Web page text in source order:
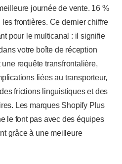
journée de vente. 16 %
frontières. Ce dernier chiffre
pour le multicanal : il signifie
votre boîte de réception
requête transfrontalière,
liées au transporteur,
frictions linguistiques et des
Les marques Shopify Plus
le font pas avec des équipes
grâce à une meilleure